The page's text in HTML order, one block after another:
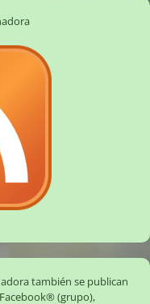
también se publican
Facebook® (grupo),